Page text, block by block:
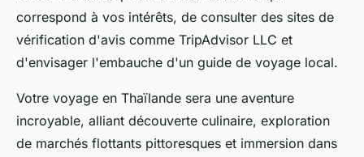
correspond à vos intérêts, de consulter des sites de
vérification d'avis comme TripAdvisor LLC et
d'envisager l'embauche d'un guide de voyage local.
Votre voyage en Thaïlande sera une aventure
incroyable, alliant découverte culinaire, exploration
de marchés flottants pittoresques et immersion dans